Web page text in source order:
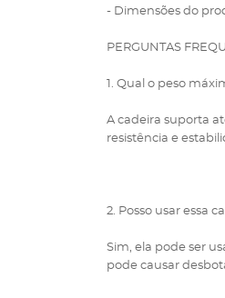
- Dimensões do
PERGUNTAS
1. Qual o peso
A cadeira suporta
resistência e
2. Posso usar essa
Sim, ela pode ser
pode causar